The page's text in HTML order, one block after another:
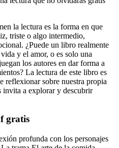
la lectura es la forma en que
triste o algo intermedio,
¿Puede un libro realmente
y el amor, o es solo una
los autores en dar forma a
La lectura de este libro es
reflexionar sobre nuestra propia
invita a explorar y descubrir
gratis
profunda con los personajes